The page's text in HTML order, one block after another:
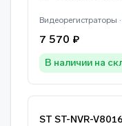
Видеорегистраторы
7 570 ₽
В наличии на
ST ST-NVR-